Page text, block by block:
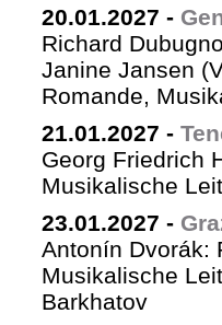
20.01.2027 -
Richard
Janine Jansen
Romande,
21.01.2027 -
Georg Friedrich
Musikalische
23.01.2027 -
Antonín Dvorák:
Musikalische
Barkhatov